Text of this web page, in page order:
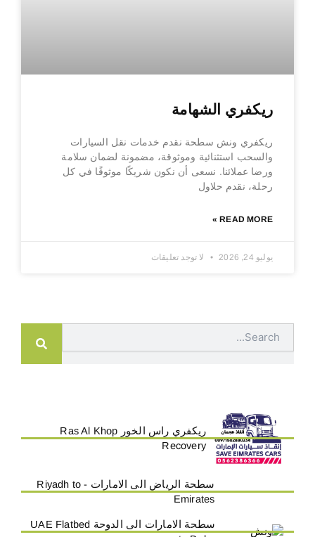
ريكفري الشهامة
ريكفري ونش سطحة نقدم خدمات نقل السيارات
والسحب استثنائية وموثوقة، مضمونة لضمان سلامة
ورضا عملائنا. نسعى أن نكون شريكًا موثوقًا في كل
رحلة، نقدم حلاول
READ MORE »
يوليو 24, 2026 لا توجد تعليقات
ريكفري راس الخور Ras Al Khop
Recovery
سطحة الرياض الى الامارات - Riyadh to
Emirates
سطحة الامارات الى الدوحة UAE Flatbed